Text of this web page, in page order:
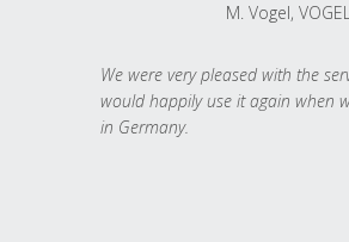
M. Vogel,
We were very pleased with the
would happily use it again when
in Germany.